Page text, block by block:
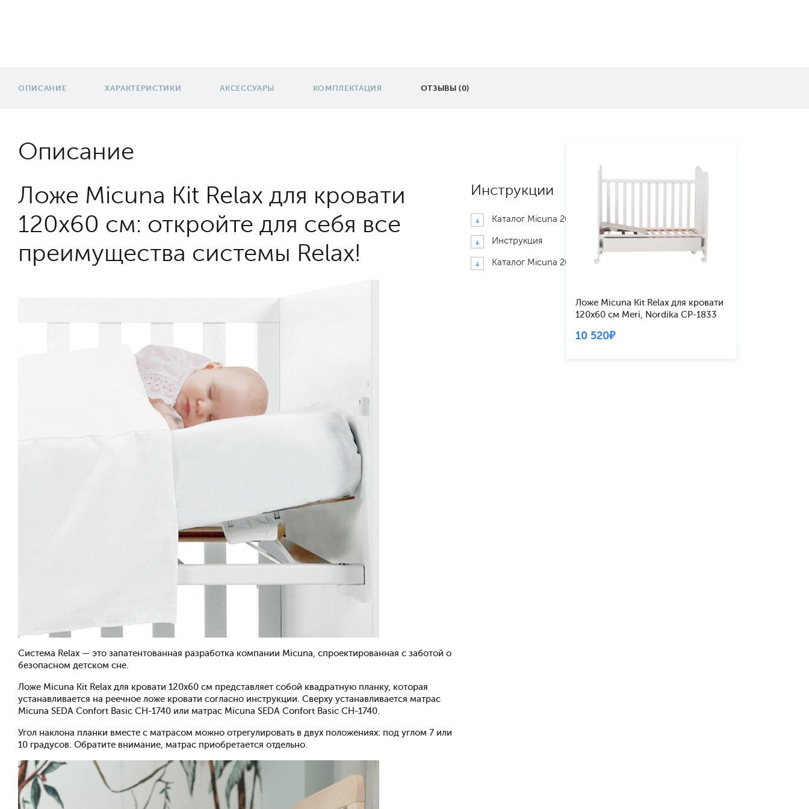
ОПИСАНИЕ ХАРАКТЕРИСТИКИ АКСЕССУАРЫ КОМПЛЕКТАЦИЯ ОТЗЫВЫ (0)
Ложе Micuna Kit Relax для кровати
120x60 см Meri, Nordika CP-1833
10 520₽
Описание
Ложе Micuna Kit Relax для кровати
120x60 см: откройте для себя все
преимущества системы Relax!
Система Relax — это запатентованная разработка компании Micuna, спроектированная с заботой о
безопасном детском сне.
Ложе Micuna Kit Relax для кровати 120x60 см представляет собой квадратную планку, которая
устанавливается на реечное ложе кровати согласно инструкции. Сверху устанавливается матрас
Micuna SEDA Confort Basic CH-1740 или матрас Micuna SEDA Confort Basic CH-1740.
Угол наклона планки вместе с матрасом можно отрегулировать в двух положениях: под углом 7 или
10 градусов. Обратите внимание, матрас приобретается отдельно.
Инструкции
Каталог Micuna 2024
Инструкция
Каталог Micuna 2025